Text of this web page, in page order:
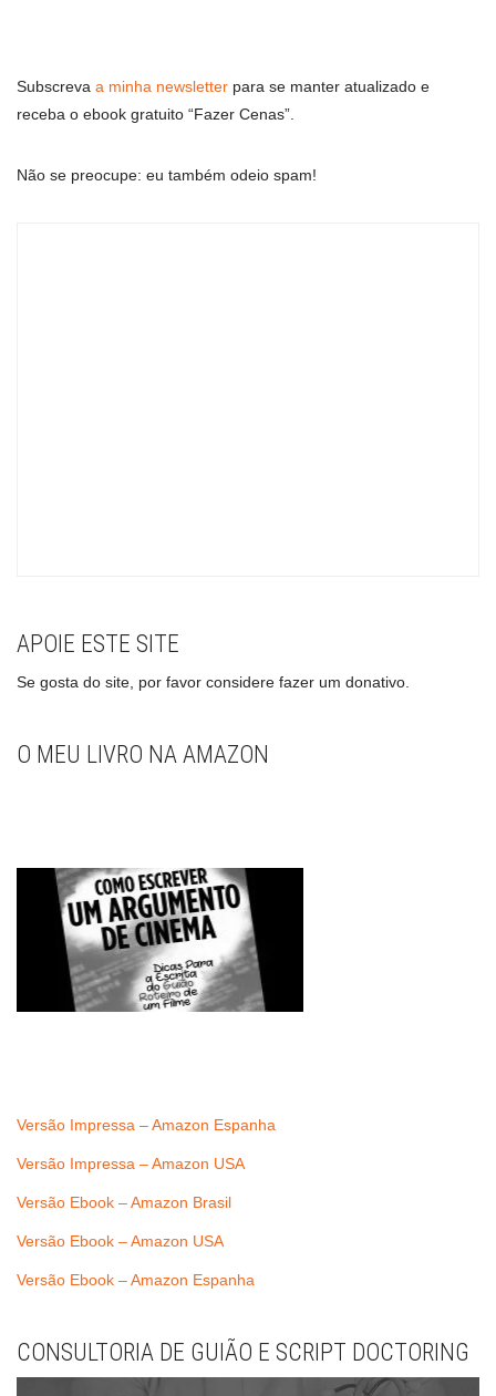
Subscreva a minha newsletter para se manter atualizado e
receba o ebook gratuito “Fazer Cenas”.
Não se preocupe: eu também odeio spam!
APOIE ESTE SITE
Se gosta do site, por favor considere fazer um donativo.
O MEU LIVRO NA AMAZON
Versão Impressa – Amazon Espanha
Versão Impressa – Amazon USA
Versão Ebook – Amazon Brasil
Versão Ebook – Amazon USA
Versão Ebook – Amazon Espanha
CONSULTORIA DE GUIÃO E SCRIPT DOCTORING